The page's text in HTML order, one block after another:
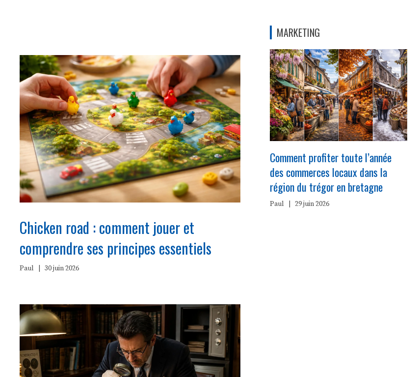
Chicken road : comment jouer et
comprendre ses principes essentiels
Paul 30 juin 2026
MARKETING
Comment profiter toute l’année
des commerces locaux dans la
région du trégor en bretagne
Paul 29 juin 2026